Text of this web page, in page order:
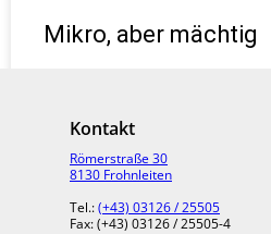
Mikro, aber mächtig
Hintergrund ihre Fäden.
» MEHR LESEN
Kontakt
Römerstraße 30
8130 Frohnleiten
Tel.:(+43) 03126 / 25505
Fax: (+43) 03126 / 25505-4